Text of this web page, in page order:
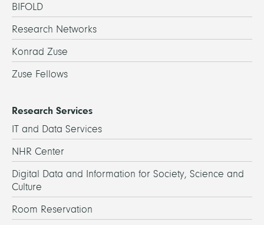
BIFOLD
Research Networks
Konrad Zuse
Zuse Fellows
Research Services
IT and Data Services
NHR Center
Digital Data and Information for Society, Science and
Culture
Room Reservation